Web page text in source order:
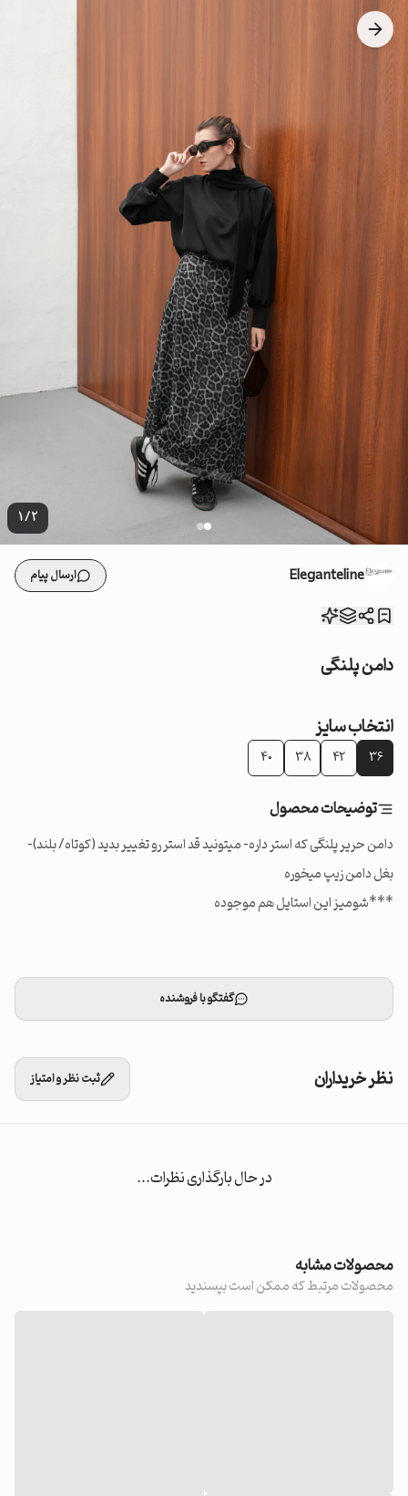
2
/
1
Eleganteline ارسال پیام
دامن پلنگی
انتخاب سایز
36
42
38
40
توضیحات محصول
***شومیز این استایل هم موجوده
گفتگو با فروشنده
نظر خریداران ثبت نظر و امتیاز
در حال بارگذاری نظرات...
محصولات مشابه
محصولات مرتبط که ممکن است بپسندید